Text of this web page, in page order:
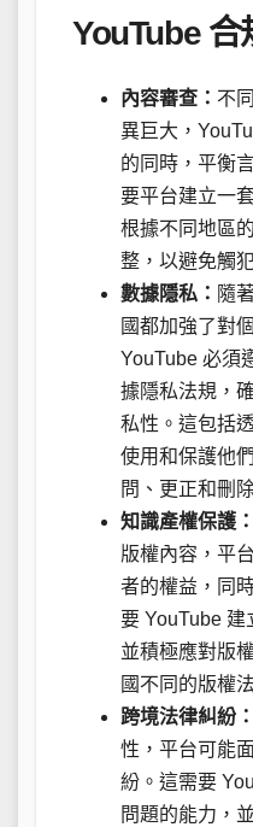
YouTube 合
內容審查： 不
異巨大，
的同時，平衡
要平台建立一
根據不同地區
整，以避免觸
數據隱私： 隨
國都加強了對
YouTube 必須
據隱私法規，
私性。這包括
使用和保護他
問、更正和刪
知識產權保護：
版權內容，平
者的權益，同
要 YouTube 建
並積極應對版
國不同的版權
跨境法律糾紛：
性，平台可能
紛。這需要
問題的能力，